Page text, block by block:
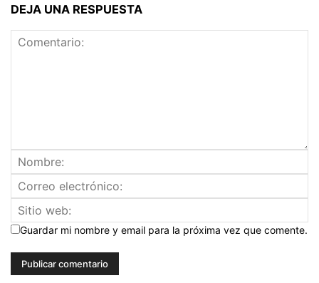
DEJA UNA RESPUESTA
Guardar mi nombre y email para la próxima vez que comente.